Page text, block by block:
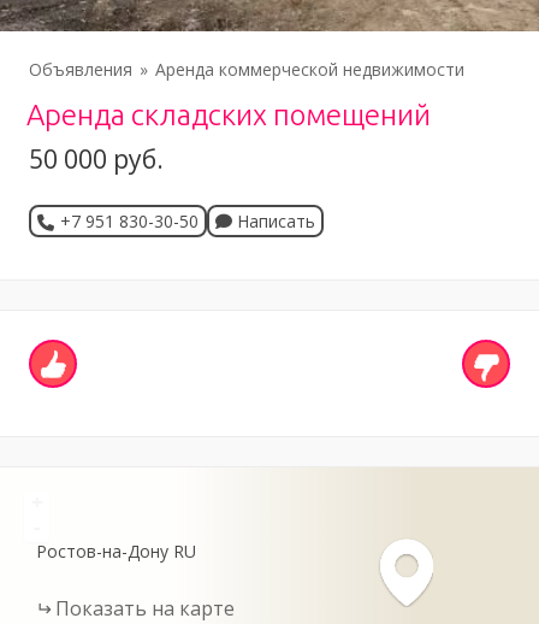
Объявления Аренда коммерческой недвижимости
Аренда складских помещений
50 000 руб.
+7 951 830-30-50 Написать
Ростов-на-Дону RU
Показать на карте